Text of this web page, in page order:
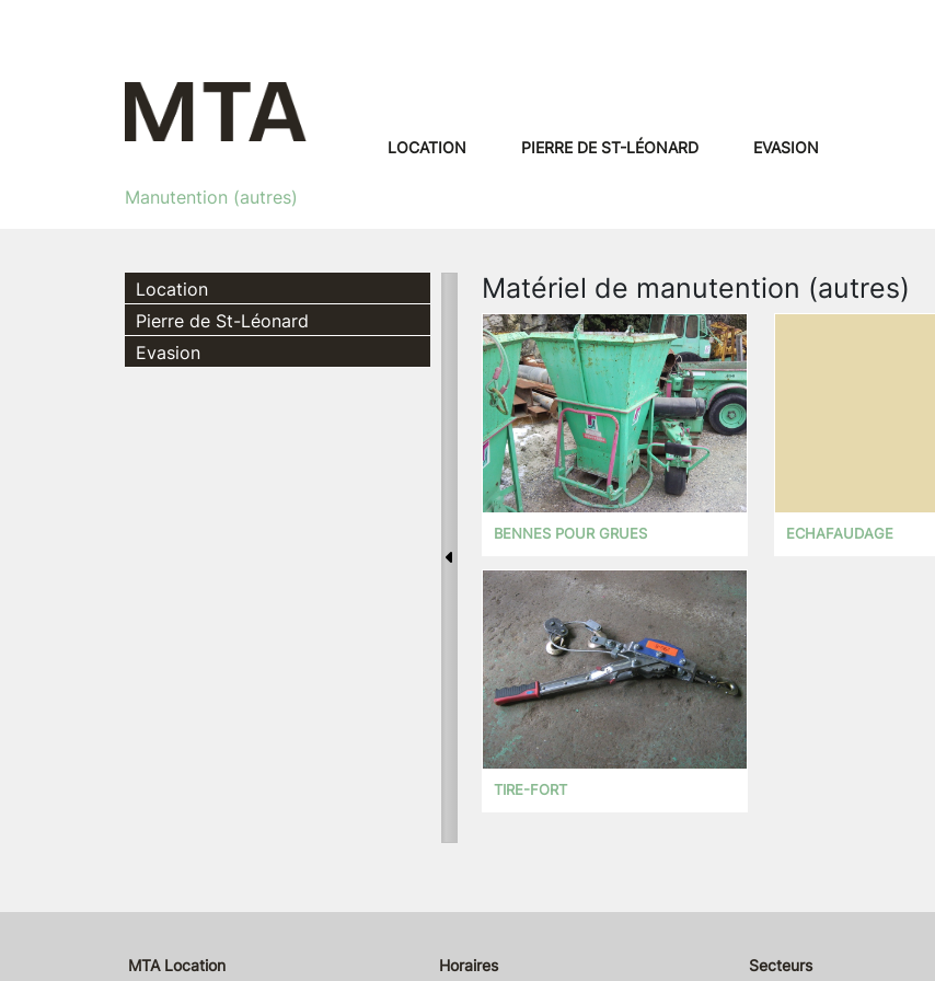
LOCATION PIERRE DE ST-LÉONARD EVASION
Manutention (autres)
Location
Pierre de St-Léonard
Evasion
Matériel de manutention (autres)
BENNES POUR GRUES ECHAFAUDAGE
TIRE-FORT
MTA Location Horaires Secteurs